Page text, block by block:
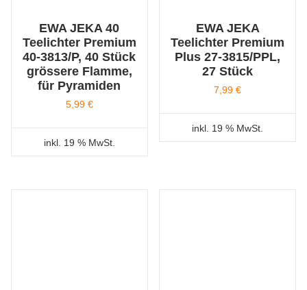
EWA JEKA 40
Teelichter Premium
40-3813/P, 40 Stück
grössere Flamme,
für Pyramiden
5,99 €
inkl. 19 % MwSt.
EWA JEKA
Teelichter Premium
Plus 27-3815/PPL,
27 Stück
7,99€
inkl. 19 % MwSt.